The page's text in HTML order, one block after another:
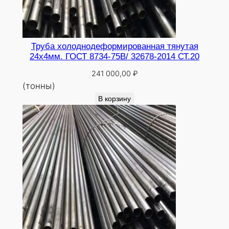
Труба холоднодеформированная тянутая
24х4мм. ГОСТ 8734-75В/ 32678-2014 СТ.20
241 000,00 ₽
(тонны)
В корзину